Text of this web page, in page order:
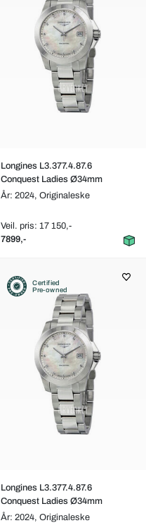
Longines L3.377.4.87.6
Conquest Ladies Ø34mm
År: 2024, Originaleske
Veil. pris: 17 150,-
7899,-
Certified
Pre-owned
Longines L3.377.4.87.6
Conquest Ladies Ø34mm
År: 2024, Originaleske